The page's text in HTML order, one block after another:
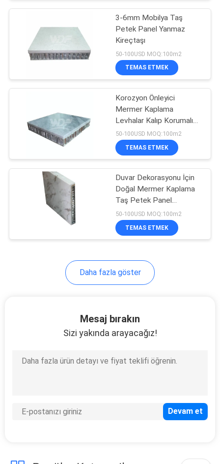
Porselen Petek
Paneller
Taş Petek Panel
Petek Tavan
Gövdesi
3-6mm Mobilya Taş
Petek Panel Yanmaz
Kireçtaşı
50-100USD MOQ:100m2
TEMAS ETMEK
Korozyon Önleyici
Mermer Kaplama
Levhalar Kalıp Korumalı
Alüminyum Petek
Çekirdek Paneli
50-100USD MOQ:100m2
TEMAS ETMEK
Duvar Dekorasyonu İçin
Doğal Mermer Kaplama
Taş Petek Panel
Alüminyum
50-100USD MOQ:100m2
TEMAS ETMEK
Daha fazla göster
Mesaj bırakın
Sizi yakında arayacağız!